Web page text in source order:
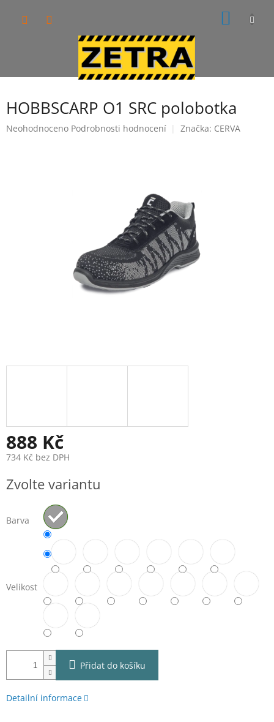
HOBBSCARP O1 SRC polobotka
Průměrné
Neohodnoceno Podrobnosti hodnocení Značka: CERVA
888 Kč
734 Kč bez DPH
cena:
Zvolte variantu
Barva
Velikost
Přidat do košíku
Detailní informace